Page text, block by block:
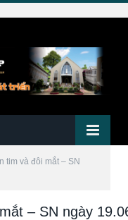
tim và đôi mắt – SN
– SN ngày